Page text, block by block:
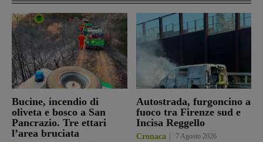
Bucine, incendio di
oliveta e bosco a San
Pancrazio. Tre ettari
l’area bruciata
Autostrada, furgoncino a
fuoco tra Firenze sud e
Incisa Reggello
Cronaca 7 Agosto 2026